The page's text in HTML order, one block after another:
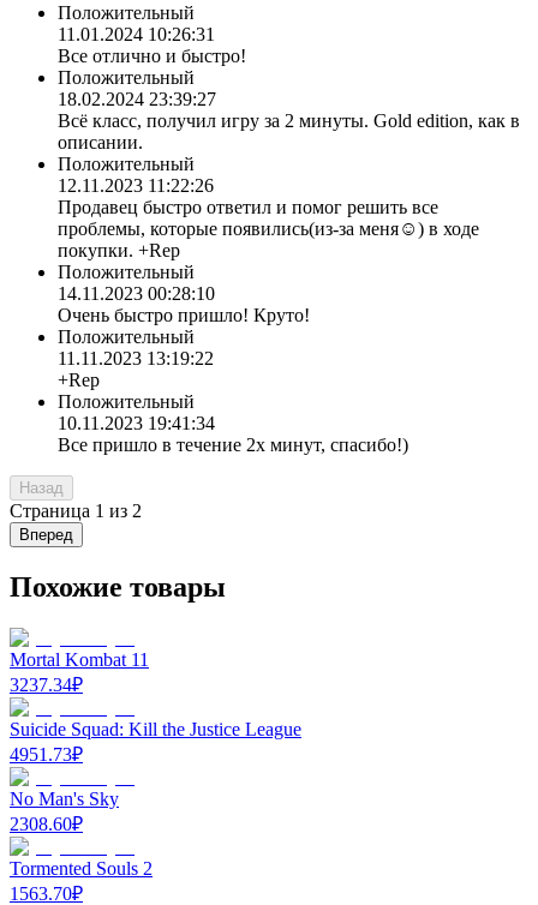
Положительный
11.01.2024 10:26:31
Все отлично и быстро!
Положительный
18.02.2024 23:39:27
Всё класс, получил игру за 2 минуты. Gold edition, как в
описании.
Положительный
12.11.2023 11:22:26
Продавец быстро ответил и помог решить все
проблемы, которые появились(из-за меня☺) в ходе
покупки. +Rep
Положительный
14.11.2023 00:28:10
Очень быстро пришло! Круто!
Положительный
11.11.2023 13:19:22
+Rep
Положительный
10.11.2023 19:41:34
Все пришло в течение 2х минут, спасибо!)
Назад
Страница 1 из 2
Вперед
Похожие товары
Mortal Kombat 11
3237.34₽
Suicide Squad: Kill the Justice League
4951.73₽
No Man's Sky
2308.60₽
Tormented Souls 2
1563.70₽